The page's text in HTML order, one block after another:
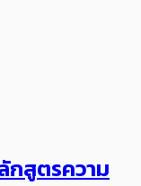
กสูตรความ